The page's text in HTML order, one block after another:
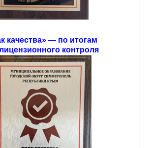
качества» — по итогам
контроля